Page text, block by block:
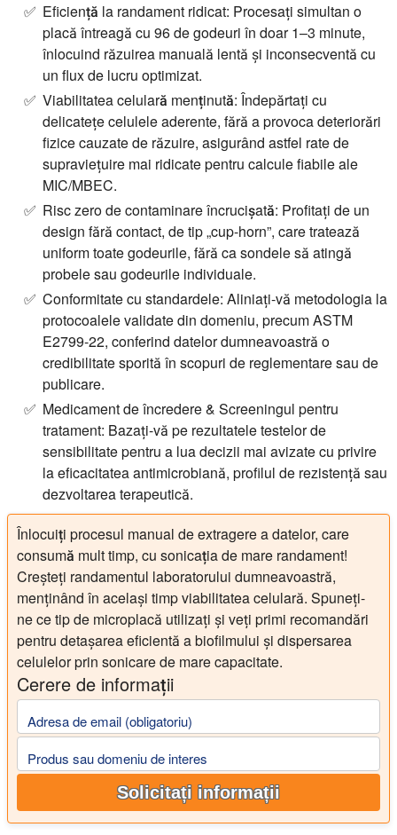
Eficiență la randament ridicat: Procesați simultan o
placă întreagă cu 96 de godeuri în doar 1–3 minute,
înlocuind răzuirea manuală lentă și inconsecventă cu
un flux de lucru optimizat.
Viabilitatea celulară menținută: Îndepărtați cu
delicatețe celulele aderente, fără a provoca deteriorări
fizice cauzate de răzuire, asigurând astfel rate de
supraviețuire mai ridicate pentru calcule fiabile ale
MIC/MBEC.
Risc zero de contaminare încrucișată: Profitați de un
design fără contact, de tip „cup-horn”, care tratează
uniform toate godeurile, fără ca sondele să atingă
probele sau godeurile individuale.
Conformitate cu standardele: Aliniați-vă metodologia la
protocoalele validate din domeniu, precum ASTM
E2799-22, conferind datelor dumneavoastră o
credibilitate sporită în scopuri de reglementare sau de
publicare.
Medicament de încredere & Screeningul pentru
tratament: Bazați-vă pe rezultatele testelor de
sensibilitate pentru a lua decizii mai avizate cu privire
la eficacitatea antimicrobiană, profilul de rezistență sau
dezvoltarea terapeutică.
Înlocuiți procesul manual de extragere a datelor, care
consumă mult timp, cu sonicația de mare randament!
Creșteți randamentul laboratorului dumneavoastră,
menținând în același timp viabilitatea celulară. Spuneți-
ne ce tip de microplacă utilizați și veți primi recomandări
pentru detașarea eficientă a biofilmului și dispersarea
celulelor prin sonicare de mare capacitate.
Cerere de informații
Adresa de email (obligatoriu)
Produs sau domeniu de interes
Solicitați informații